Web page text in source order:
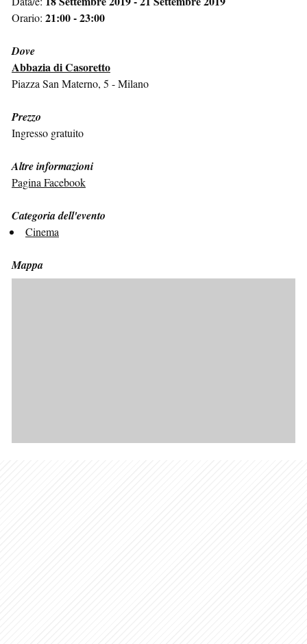
Orario: 21:00 - 23:00
Dove
Abbazia di Casoretto
Piazza San Materno, 5 - Milano
Prezzo
Ingresso gratuito
Altre informazioni
Pagina Facebook
Categoria dell'evento
Cinema
Mappa